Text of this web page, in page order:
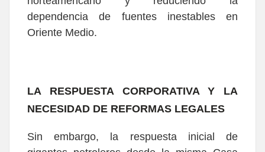
dependencia de fuentes inestables en
Oriente Medio.
LA RESPUESTA CORPORATIVA Y LA
NECESIDAD DE REFORMAS LEGALES
Sin embargo, la respuesta inicial de